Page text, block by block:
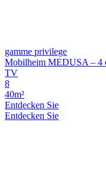
gamme privilege
Mobilheim MEDUSA – 4
TV
8
40m²
Entdecken Sie
Entdecken Sie